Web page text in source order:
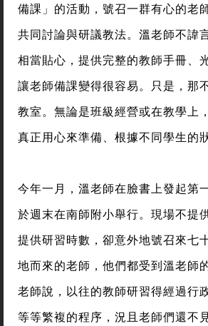
備課」的活動，號召一群有心的老
共同討論與研議教法。溫老師不諱
相當貼心，提供完整的教師手冊、
讓老師備課變得很容易。只是，那
教室。無論是班級經營或在教學上
真正用心來準備、根據不同學生的
今年一月，溫老師在臉書上發起第
於週末在南師附小舉行。現場不提
提供研習時數，卻意外地號召來七
地而來的老師，他們都受到溫老師
老師說，以往的教師研習得經過行
等等繁複的程序，況且老師們還不